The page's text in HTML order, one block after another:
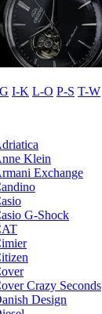
I-K L-O P-S T-W
Klein
Exchange
G-Shock
Crazy Seconds
Design